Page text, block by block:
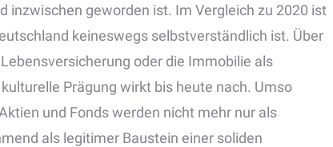
geworden ist. Im Vergleich zu 2020 ist
keineswegs selbstverständlich ist. Über
oder die Immobilie als
Prägung wirkt bis heute nach. Umso
und Fonds werden nicht mehr nur als
als legitimer Baustein einer soliden